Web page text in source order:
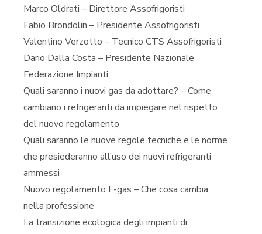
Marco Oldrati – Direttore Assofrigoristi
Fabio Brondolin – Presidente Assofrigoristi
Valentino Verzotto – Tecnico CTS Assofrigoristi
Dario Dalla Costa – Presidente Nazionale
Federazione Impianti
Quali saranno i nuovi gas da adottare? – Come
cambiano i refrigeranti da impiegare nel rispetto
del nuovo regolamento
Quali saranno le nuove regole tecniche e le norme
che presiederanno all’uso dei nuovi refrigeranti
ammessi
Nuovo regolamento F-gas – Che cosa cambia
nella professione
La transizione ecologica degli impianti di